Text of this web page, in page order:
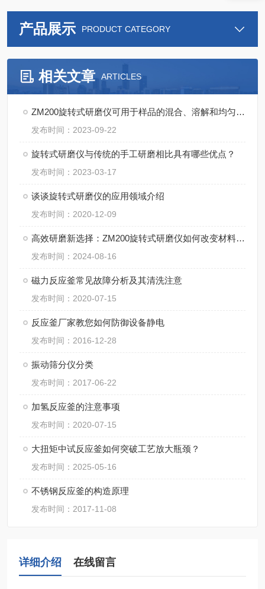
产品展示 PRODUCT CATEGORY
相关文章 ARTICLES
ZM200旋转式研磨仪可用于样品的混合、溶解和均匀分散
发布时间：2023-09-22
旋转式研磨仪与传统的手工研磨相比具有哪些优点？
发布时间：2023-03-17
谈谈旋转式研磨仪的应用领域介绍
发布时间：2020-12-09
高效研磨新选择：ZM200旋转式研磨仪如何改变材料科学？
发布时间：2024-08-16
磁力反应釜常见故障分析及其清洗注意
发布时间：2020-07-15
反应釜厂家教您如何防御设备静电
发布时间：2016-12-28
振动筛分仪分类
发布时间：2017-06-22
加氢反应釜的注意事项
发布时间：2020-07-15
大扭矩中试反应釜如何突破工艺放大瓶颈？
发布时间：2025-05-16
不锈钢反应釜的构造原理
发布时间：2017-11-08
详细介绍 在线留言